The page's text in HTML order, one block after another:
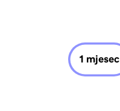
1 mjesec